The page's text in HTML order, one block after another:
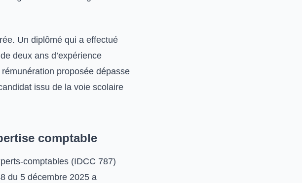
Un diplômé qui a effectué
deux ans d’expérience
proposée dépasse
issu de la voie scolaire
comptable
comptables (IDCC 787)
du 5 décembre 2025 a